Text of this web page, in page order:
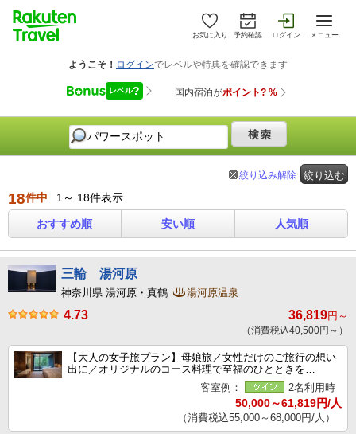
お気に入り 予約確認 ログイン メニュー
絞り込む
絞り込み解除
18件中 1～ 18件表示
おすすめ順 安い順 人気順
三輪 湯河原
神奈川県 湯河原・真鶴 湯河原温泉
4.73 36,819円～
（消費税込40,500円～）
【大人の女子旅プラン】母娘旅／女性だけのご旅行の想い
出に／オリジナルのコース料理で至福のひとときを…
客室例：
2名利用時
50,000～61,819円/人
（消費税込55,000～68,000円/人）